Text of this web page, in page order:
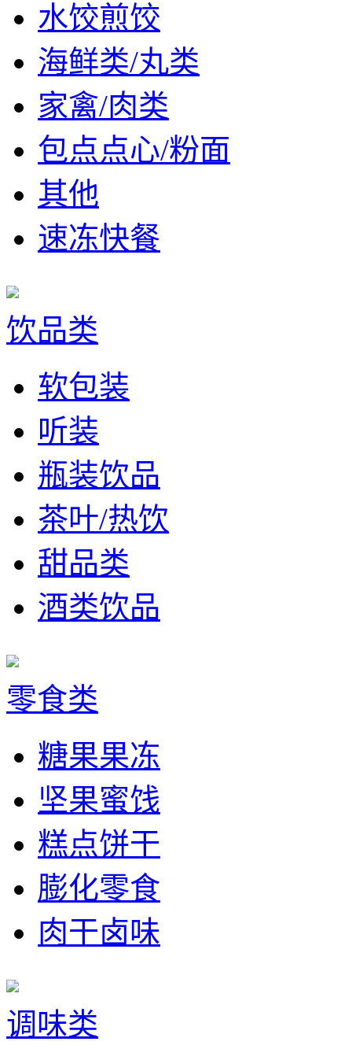
水饺煎饺
海鲜类/丸类
家禽/肉类
包点点心/粉面
其他
速冻快餐
饮品类
软包装
听装
瓶装饮品
茶叶/热饮
甜品类
酒类饮品
零食类
糖果果冻
坚果蜜饯
糕点饼干
膨化零食
肉干卤味
调味类